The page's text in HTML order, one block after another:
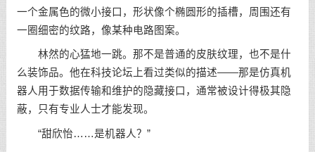
一个金属色的微小接口，形状像个椭圆形的插槽，周围还有
一圈细密的纹路，像某种电路图案。
林然的心猛地一跳。那不是普通的皮肤纹理，也不是什
么装饰品。他在科技论坛上看过类似的描述——那是仿真机
器人用于数据传输和维护的隐藏接口，通常被设计得极其隐
蔽，只有专业人士才能发现。
“甜欣怡……是机器人？”